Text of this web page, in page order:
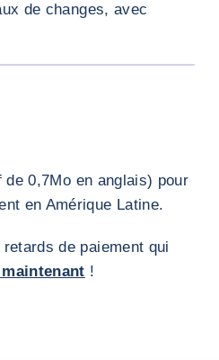
de changes, avec
de 0,7Mo en anglais) pour
en Amérique Latine.
de paiement qui
!